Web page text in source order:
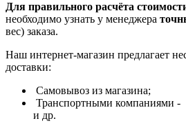
Для правильного расчёта
необходимо узнать у менеджера
вес) заказа.
Наш интернет-магазин предлагает
доставки:
Самовывоз из магазина;
Транспортными компаниями
и др.